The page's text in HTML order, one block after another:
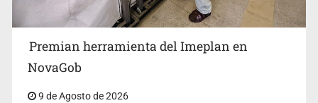
Lo vinculan por amenazas contra su esposa en Vallarta
Premian herramienta del Imeplan en
NovaGob
9 de Agosto de 2026